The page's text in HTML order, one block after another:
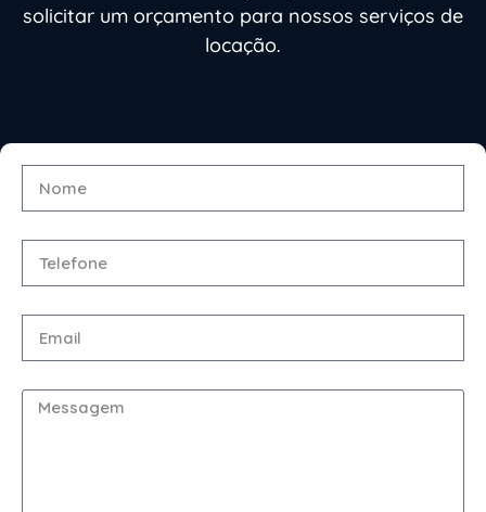
solicitar um orçamento para nossos serviços de
locação.